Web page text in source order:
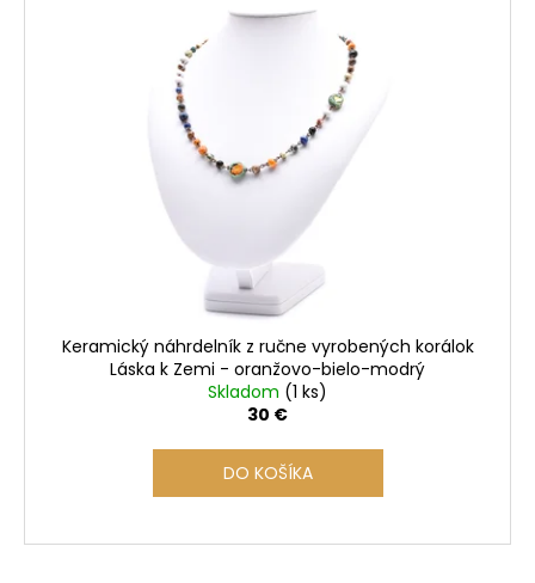
Keramický náhrdelník z ručne vyrobených korálok
Láska k Zemi - oranžovo-bielo-modrý
Skladom (1 ks)
30 €
DO KOŠÍKA